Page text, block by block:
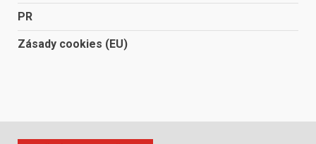
PR
Zásady cookies (EU)